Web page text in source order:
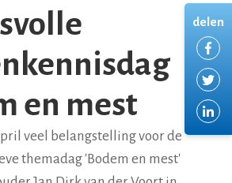
en mest
veel belangstelling voor de
themadag 'Bodem en mest'
delen